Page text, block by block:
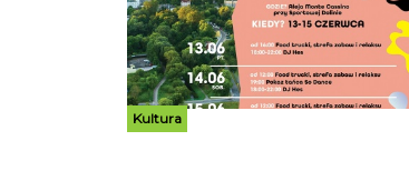
Kultura